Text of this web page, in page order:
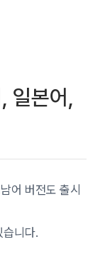
일본어,
어 버전도 출시
습니다.